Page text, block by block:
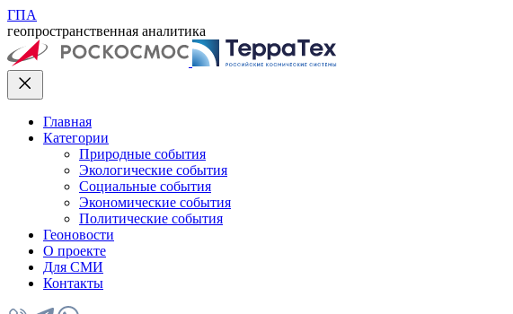
ГПА
геопространственная аналитика
Главная
Категории
Природные события
Экологические события
Социальные события
Экономические события
Политические события
Геоновости
О проекте
Для СМИ
Контакты